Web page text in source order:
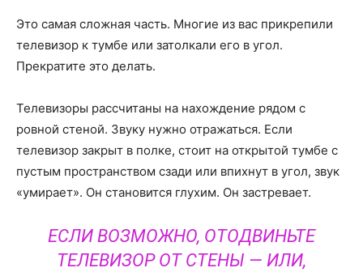
Это самая сложная часть. Многие из вас прикрепили
телевизор к тумбе или затолкали его в угол.
Прекратите это делать.
Телевизоры рассчитаны на нахождение рядом с
ровной стеной. Звуку нужно отражаться. Если
телевизор закрыт в полке, стоит на открытой тумбе с
пустым пространством сзади или впихнут в угол, звук
«умирает». Он становится глухим. Он застревает.
ЕСЛИ ВОЗМОЖНО, ОТОДВИНЬТЕ
ТЕЛЕВИЗОР ОТ СТЕНЫ — ИЛИ,